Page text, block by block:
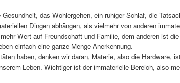
das Wohlergehen, ein ruhiger Schlaf, die
Dingen abhängen, als vielmehr von anderen
Wert auf Freundschaft und Familie, dem anderen ist
einfach eine ganze Menge Anerkennung.
haben, denken wir daran, Materie, also die Hardware,
Leben. Wichtiger ist der immaterielle Bereich, also